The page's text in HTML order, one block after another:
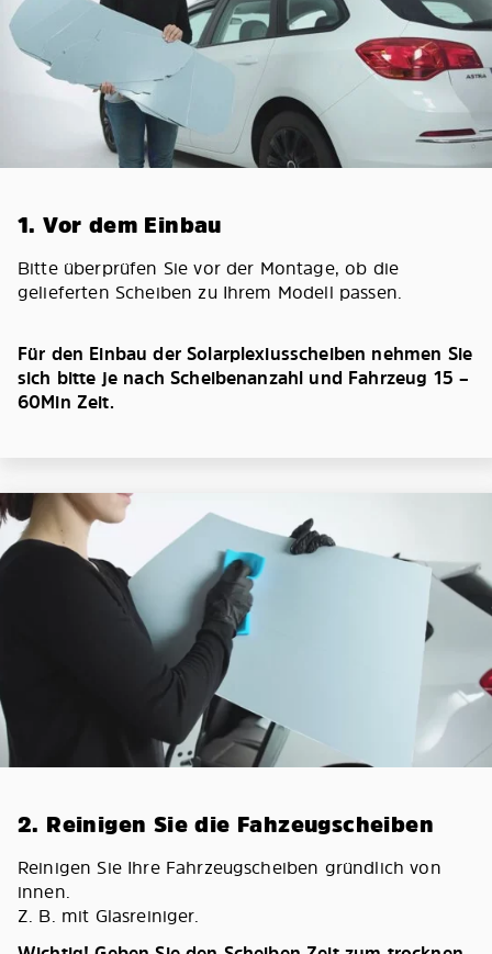
1. Vor dem Einbau
Bitte überprüfen Sie vor der Montage, ob die
gelieferten Scheiben zu Ihrem Modell passen.
Für den Einbau der Solarplexiusscheiben nehmen Sie
sich bitte je nach Scheibenanzahl und Fahrzeug 15 –
60Min Zeit.
2. Reinigen Sie die Fahzeugscheiben
Reinigen Sie Ihre Fahrzeugscheiben gründlich von
innen.
Z. B. mit Glasreiniger.